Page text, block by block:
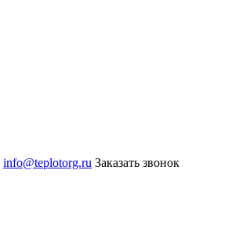
info@teplotorg.ru Заказать звонок